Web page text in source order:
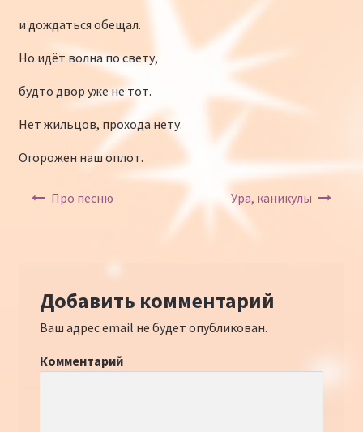
и дождаться обещал.
Но идёт волна по свету,
будто двор уже не тот.
Нет жильцов, прохода нету.
Огорожен наш оплот.
Навигация по записям
Про песню Ура, каникулы
Добавить комментарий
Ваш адрес email не будет опубликован.
Комментарий